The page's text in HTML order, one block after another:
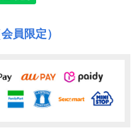
員限定）